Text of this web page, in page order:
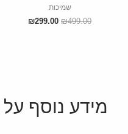
שמיכות
₪499.00
₪299.00
מידע נוסף